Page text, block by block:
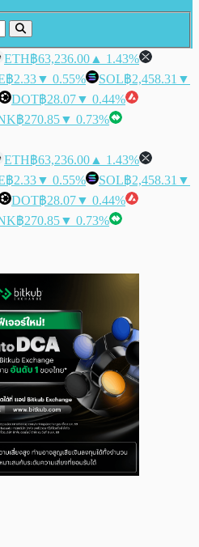
ETH฿63,236.00 ▲ 1.43%
฿2.33▼ 0.55% SOL฿2,458.31 ▼
DOT฿28.07▼ 0.44%
฿270.85▼ 0.73%
ETH฿63,236.00 ▲ 1.43%
฿2.33▼ 0.55% SOL฿2,458.31 ▼
DOT฿28.07▼ 0.44%
฿270.85▼ 0.73%